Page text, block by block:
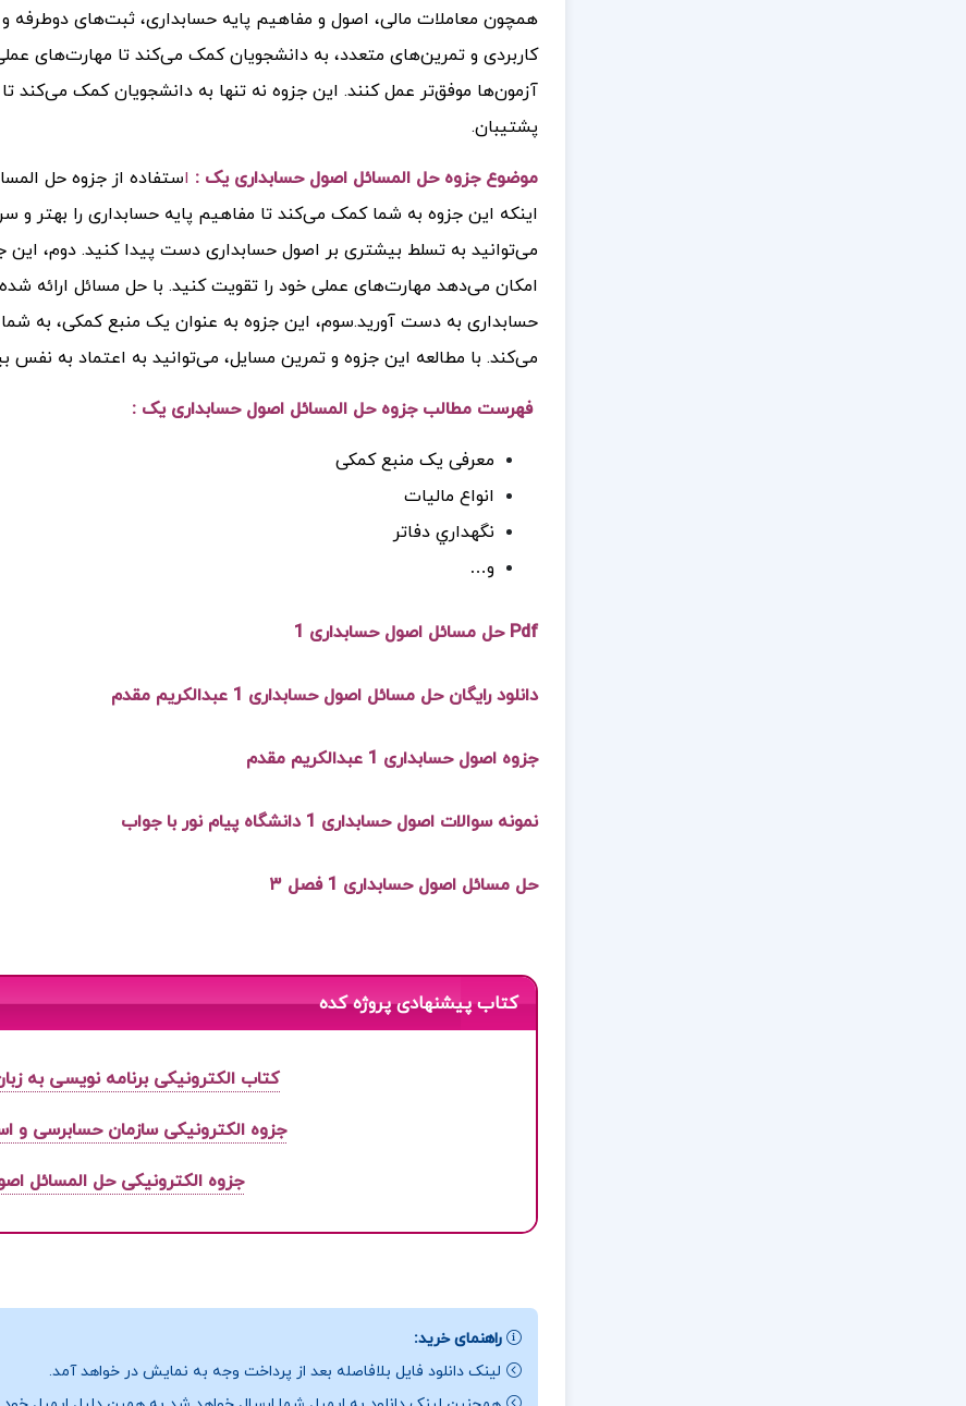
همچون معاملات مالی، اصول و مفاهیم پایه حسابداری، ثبت‌های دوطرفه
کاربردی و تمرین‌های متعدد، به دانشجویان کمک می‌کند تا مهارت‌های
آزمون‌ها موفق‌تر عمل کنند. این جزوه نه تنها به دانشجویان کمک می‌کند
پشتیبان.
موضوع جزوه حل المسائل اصول حسابداری یک : استفاده از جزوه حل
اینکه این جزوه به شما کمک می‌کند تا مفاهیم پایه حسابداری را بهتر و
می‌توانید به تسلط بیشتری بر اصول حسابداری دست پیدا کنید. دوم، این
امکان می‌دهد مهارت‌های عملی خود را تقویت کنید. با حل مسائل ارائه
حسابداری به دست آورید.سوم، این جزوه به عنوان یک منبع کمکی، به
می‌کند. با مطالعه این جزوه و تمرین مسایل، می‌توانید به اعتماد به
فهرست مطالب جزوه حل المسائل اصول حسابداری یک :
معرفی یک منبع کمکی
انواع مالیات
نگهداري دفاتر
و…
Pdf حل مسائل اصول حسابداری 1
دانلود رایگان حل مسائل اصول حسابداری 1 عبدالکریم مقدم
جزوه اصول حسابداری 1 عبدالکریم مقدم
نمونه سوالات اصول حسابداری 1 دانشگاه پیام نور با جواب
حل مسائل اصول حسابداری 1 فصل ۳
کتاب پیشنهادی پروژه کده
کتاب الکترونیکی برنامه نویسی به
جزوه الکترونیکی سازمان حسابرسی و
جزوه الکترونیکی حل المسائل
راهنمای خرید:
لینک دانلود فایل بلافاصله بعد از پرداخت وجه به نمایش در خواهد آمد.